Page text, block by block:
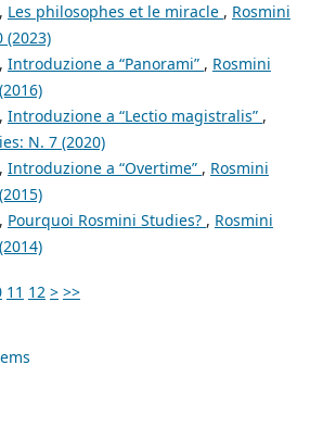
Les philosophes et le miracle , Rosmini
(2023)
Introduzione a “Panorami” , Rosmini
Introduzione a “Lectio magistralis” ,
N. 7 (2020)
Introduzione a “Overtime” , Rosmini
Pourquoi Rosmini Studies? , Rosmini
11 12 > >>